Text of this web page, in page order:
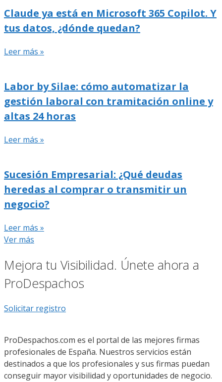
Claude ya está en Microsoft 365 Copilot. Y
tus datos, ¿dónde quedan?
Leer más »
Labor by Silae: cómo automatizar la
gestión laboral con tramitación online y
altas 24 horas
Leer más »
Sucesión Empresarial: ¿Qué deudas
heredas al comprar o transmitir un
negocio?
Leer más »
Ver más
Mejora tu Visibilidad. Únete ahora a
ProDespachos
Solicitar registro
ProDespachos.com es el portal de las mejores firmas
profesionales de España. Nuestros servicios están
destinados a que los profesionales y sus firmas puedan
conseguir mayor visibilidad y oportunidades de negocio.